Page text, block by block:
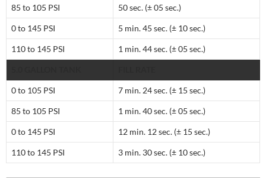
85 to 105 PSI 50 sec. (± 05 sec.)
0 to 145 PSI 5 min. 45 sec. (± 10 sec.)
110 to 145 PSI 1 min. 44 sec. (± 05 sec.)
0 to 105 PSI 7 min. 24 sec. (± 15 sec.)
85 to 105 PSI 1 min. 40 sec. (± 05 sec.)
0 to 145 PSI 12 min. 12 sec. (± 15 sec.)
110 to 145 PSI 3 min. 30 sec. (± 10 sec.)